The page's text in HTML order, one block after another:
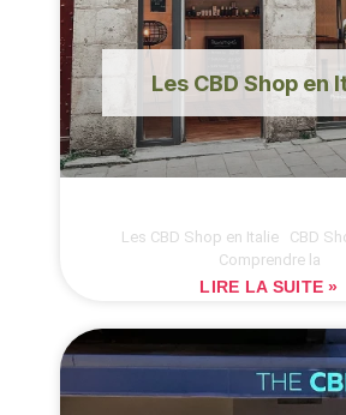
Les CBD Shop en
Les CBD Shop en Italie CBD
Comprendre la
LIRE LA SUITE »